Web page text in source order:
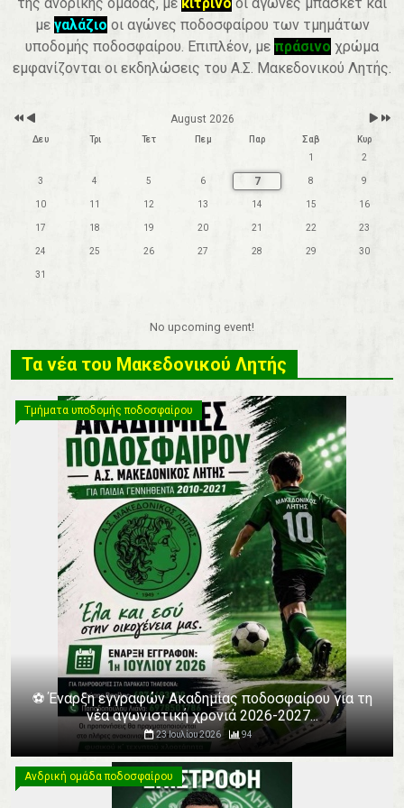
με γαλάζιο οι αγώνες ποδοσφαίρου των τμημάτων
υποδομής ποδοσφαίρου. Επιπλέον, με πράσινο χρώμα
εμφανίζονται οι εκδηλώσεις του Α.Σ. Μακεδονικού Λητής.
t
August 2026
Δευ Τρι Τετ Πεμ Παρ Σαβ
Κυρ
1
2
3 4 5 6 7 8 9
10 11 12 13 14 15 16
17 18 19 20 21 22 23
24 25 26 27 28 29 30
31
No upcoming event!
Τα νέα του Μακεδονικού Λητής
Τμήματα υποδομής ποδοσφαίρου
⚽️ Έναρξη εγγραφών Ακαδημίας ποδοσφαίρου για τη
νέα αγωνιστική χρονιά 2026-2027...
23 Ιουλίου 2026 94
Ανδρική ομάδα ποδοσφαίρου
Ανδρική ομάδα ποδοσφαίρου